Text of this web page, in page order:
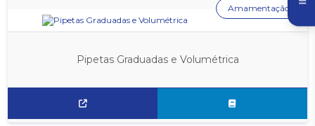
Pipetas Graduadas e Volumétrica
Amamentação